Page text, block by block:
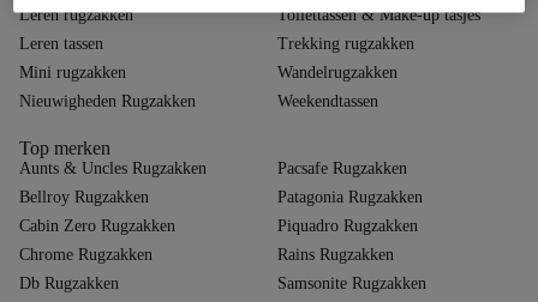
Leren rugzakken
Leren tassen
Mini rugzakken
Nieuwigheden Rugzakken
Toilettassen & Make-up tasjes
Trekking rugzakken
Wandelrugzakken
Weekendtassen
Top merken
Aunts & Uncles Rugzakken
Bellroy Rugzakken
Cabin Zero Rugzakken
Chrome Rugzakken
Db Rugzakken
Pacsafe Rugzakken
Patagonia Rugzakken
Piquadro Rugzakken
Rains Rugzakken
Samsonite Rugzakken